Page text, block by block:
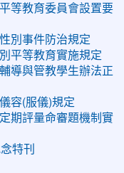
等教育委員會設置要
別事件防治規定
平等教育實施規定
導與管教學生辦法正
容(服儀)規定
期評量命審題機制實
特刊